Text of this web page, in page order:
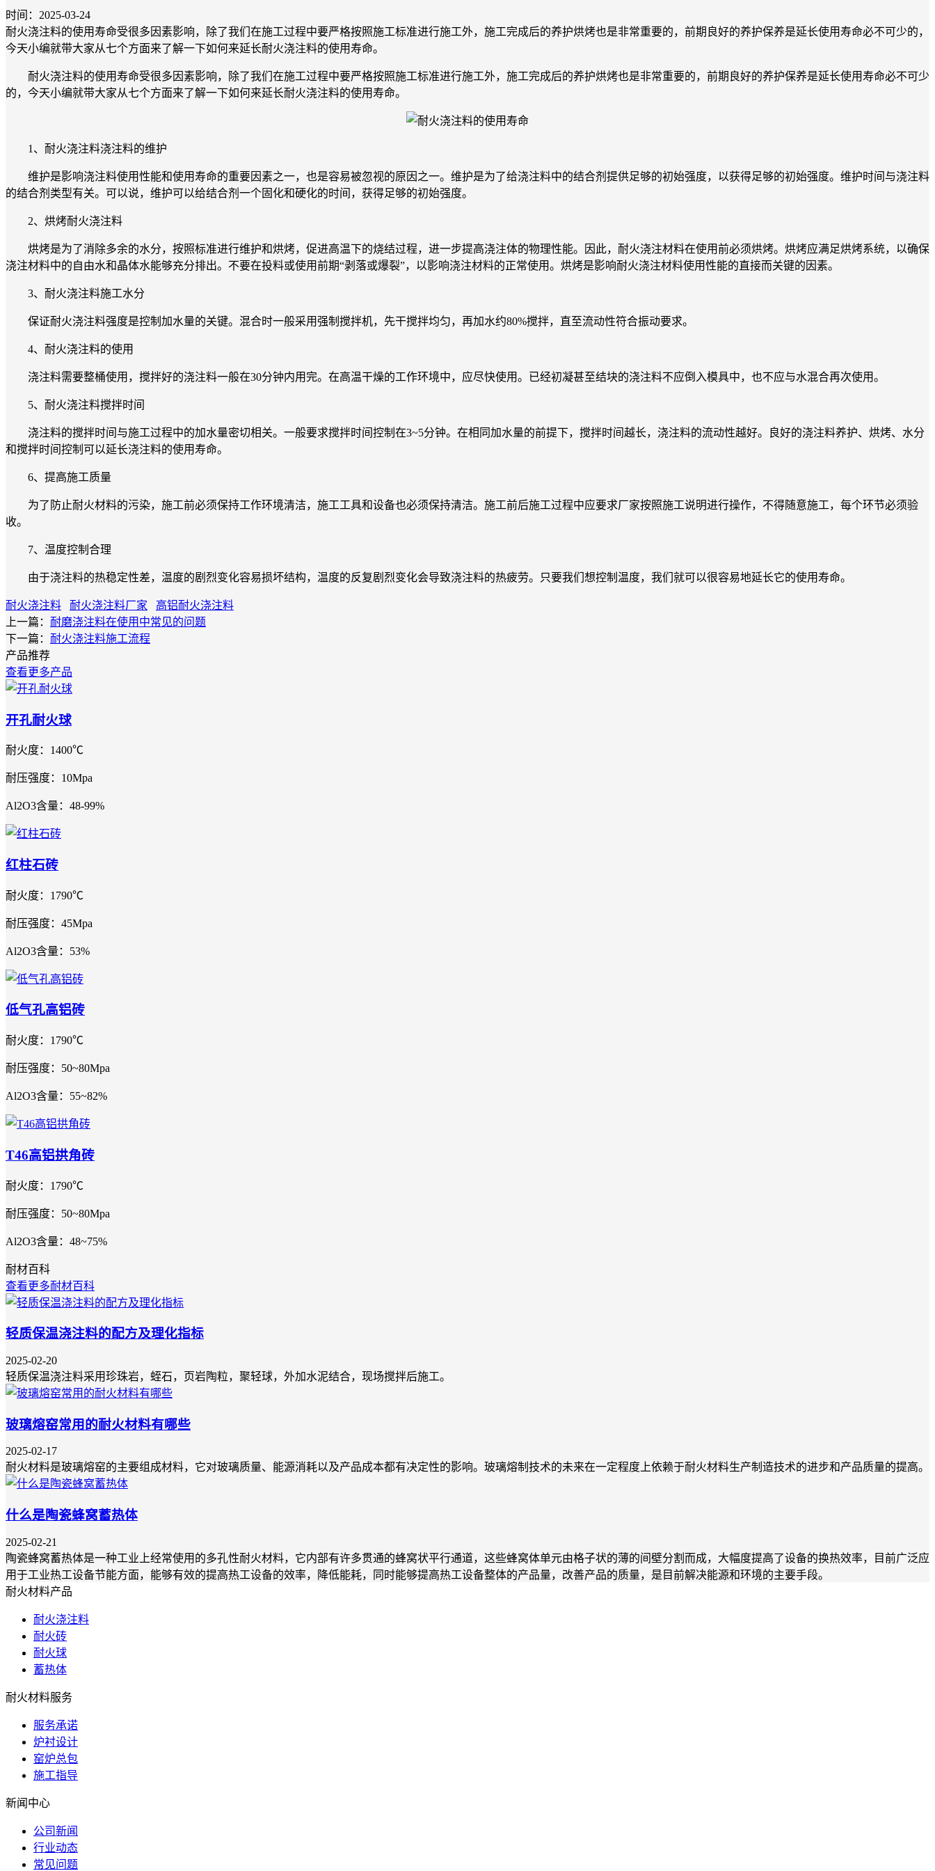
时间：2025-03-24
耐火浇注料的使用寿命受很多因素影响，除了我们在施工过程中要严格按照施工标准进行施工外，施工完成后的养护烘烤也是非常重要的，前期良好的养护保养是延长使用寿命必不可少的，
今天小编就带大家从七个方面来了解一下如何来延长耐火浇注料的使用寿命。
耐火浇注料的使用寿命受很多因素影响，除了我们在施工过程中要严格按照施工标准进行施工外，施工完成后的养护烘烤也是非常重要的，前期良好的养护保养是延长使用寿命必不可少
的，今天小编就带大家从七个方面来了解一下如何来延长耐火浇注料的使用寿命。
1、耐火浇注料浇注料的维护
维护是影响浇注料使用性能和使用寿命的重要因素之一，也是容易被忽视的原因之一。维护是为了给浇注料中的结合剂提供足够的初始强度，以获得足够的初始强度。维护时间与浇注料
的结合剂类型有关。可以说，维护可以给结合剂一个固化和硬化的时间，获得足够的初始强度。
2、烘烤耐火浇注料
烘烤是为了消除多余的水分，按照标准进行维护和烘烤，促进高温下的烧结过程，进一步提高浇注体的物理性能。因此，耐火浇注材料在使用前必须烘烤。烘烤应满足烘烤系统，以确保
浇注材料中的自由水和晶体水能够充分排出。不要在投料或使用前期“剥落或爆裂”，以影响浇注材料的正常使用。烘烤是影响耐火浇注材料使用性能的直接而关键的因素。
3、耐火浇注料施工水分
保证耐火浇注料强度是控制加水量的关键。混合时一般采用强制搅拌机，先干搅拌均匀，再加水约80%搅拌，直至流动性符合振动要求。
4、耐火浇注料的使用
浇注料需要整桶使用，搅拌好的浇注料一般在30分钟内用完。在高温干燥的工作环境中，应尽快使用。已经初凝甚至结块的浇注料不应倒入模具中，也不应与水混合再次使用。
5、耐火浇注料搅拌时间
浇注料的搅拌时间与施工过程中的加水量密切相关。一般要求搅拌时间控制在3~5分钟。在相同加水量的前提下，搅拌时间越长，浇注料的流动性越好。良好的浇注料养护、烘烤、水分
和搅拌时间控制可以延长浇注料的使用寿命。
6、提高施工质量
为了防止耐火材料的污染，施工前必须保持工作环境清洁，施工工具和设备也必须保持清洁。施工前后施工过程中应要求厂家按照施工说明进行操作，不得随意施工，每个环节必须验
收。
7、温度控制合理
由于浇注料的热稳定性差，温度的剧烈变化容易损坏结构，温度的反复剧烈变化会导致浇注料的热疲劳。只要我们想控制温度，我们就可以很容易地延长它的使用寿命。
耐火浇注料 耐火浇注料厂家
高铝耐火浇注料
上一篇： 耐磨浇注料在使用中常见的问题
下一篇： 耐火浇注料施工流程
产品推荐
查看更多产品
开孔耐火球
耐火度：1400℃
耐压强度：10Mpa
Al2O3含量：48-99%
红柱石砖
耐火度：1790℃
耐压强度：45Mpa
Al2O3含量：53%
低气孔高铝砖
耐火度：1790℃
耐压强度：50~80Mpa
Al2O3含量：55~82%
T46高铝拱角砖
耐火度：1790℃
耐压强度：50~80Mpa
Al2O3含量：48~75%
耐材百科
查看更多耐材百科
轻质保温浇注料的配方及理化指标
2025-02-20
轻质保温浇注料采用珍珠岩，蛭石，页岩陶粒，聚轻球，外加水泥结合，现场搅拌后施工。
玻璃熔窑常用的耐火材料有哪些
2025-02-17
耐火材料是玻璃熔窑的主要组成材料，它对玻璃质量、能源消耗以及产品成本都有决定性的影响。玻璃熔制技术的未来在一定程度上依赖于耐火材料生产制造技术的进步和产品质量的提高。
什么是陶瓷蜂窝蓄热体
2025-02-21
陶瓷蜂窝蓄热体是一种工业上经常使用的多孔性耐火材料，它内部有许多贯通的蜂窝状平行通道，这些蜂窝体单元由格子状的薄的间壁分割而成，大幅度提高了设备的换热效率，目前广泛应
用于工业热工设备节能方面，能够有效的提高热工设备的效率，降低能耗，同时能够提高热工设备整体的产品量，改善产品的质量，是目前解决能源和环境的主要手段。
耐火材料产品
耐火浇注料
耐火砖
耐火球
蓄热体
耐火材料服务
服务承诺
炉衬设计
窑炉总包
施工指导
新闻中心
公司新闻
行业动态
常见问题